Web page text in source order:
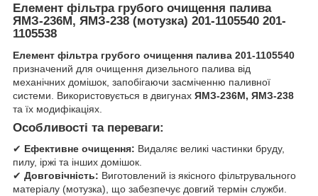
Елемент фільтра грубого очищення палива
ЯМЗ-236М, ЯМЗ-238 (мотузка) 201-1105540 201-
1105538
Елемент фільтра грубого очищення палива 201-1105540
призначений для очищення дизельного палива від
механічних домішок, запобігаючи засміченню паливної
системи. Використовується в двигунах ЯМЗ-236М, ЯМЗ-238
та їх модифікаціях.
Особливості та переваги:
✔ Ефективне очищення: Видаляє великі частинки бруду,
пилу, іржі та інших домішок.
✔ Довговічність: Виготовлений із якісного фільтрувального
матеріалу (мотузка), що забезпечує довгий термін служби.